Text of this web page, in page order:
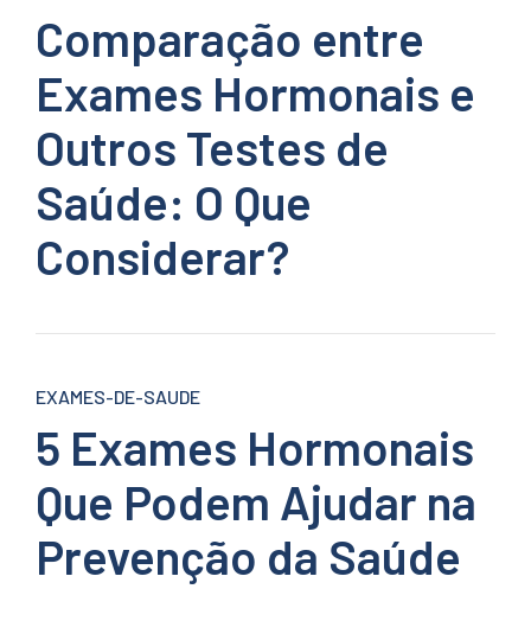
Comparação entre
Exames Hormonais e
Outros Testes de
Saúde: O Que
Considerar?
EXAMES-DE-SAUDE
5 Exames Hormonais
Que Podem Ajudar na
Prevenção da Saúde